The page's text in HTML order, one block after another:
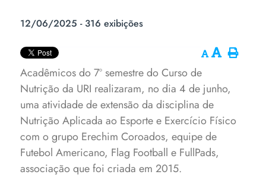
12/06/2025 - 316 exibições
Acadêmicos do 7º semestre do Curso de
Nutrição da URI realizaram, no dia 4 de junho,
uma atividade de extensão da disciplina de
Nutrição Aplicada ao Esporte e Exercício Físico
com o grupo Erechim Coroados, equipe de
Futebol Americano, Flag Football e FullPads,
associação que foi criada em 2015.